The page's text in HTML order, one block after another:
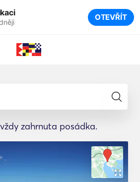
OTEVŘÍT
zahrnuta posádka.